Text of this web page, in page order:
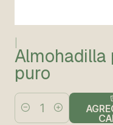
puro
Cantidad